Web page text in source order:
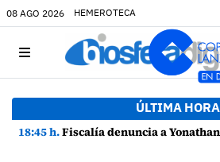
08 AGO 2026 HEMEROTECA
ÚLTIMA HORA
18:45 h.Fiscalía denuncia a Yonathan de León y a Echedey Eugenio